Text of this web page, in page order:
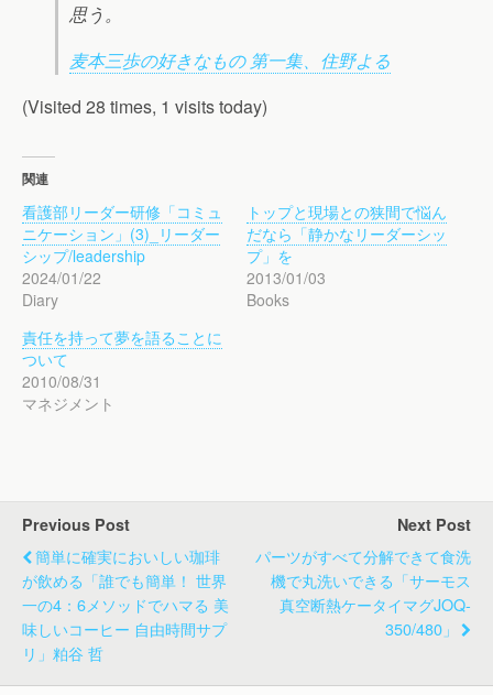
思う。
麦本三歩の好きなもの 第一集、住野よる
(Visited 28 times, 1 visits today)
関連
看護部リーダー研修「コミュ
ニケーション」(3)_リーダー
シップ/leadership
2024/01/22
Diary
トップと現場との狭間で悩ん
だなら「静かなリーダーシッ
プ」を
2013/01/03
Books
責任を持って夢を語ることに
ついて
2010/08/31
マネジメント
Previous Post
簡単に確実においしい珈琲
が飲める「誰でも簡単！ 世界
一の4：6メソッドでハマる 美
味しいコーヒー 自由時間サプ
リ」粕谷 哲
Next Post
パーツがすべて分解できて食洗
機で丸洗いできる「サーモス
真空断熱ケータイマグJOQ-
350/480」